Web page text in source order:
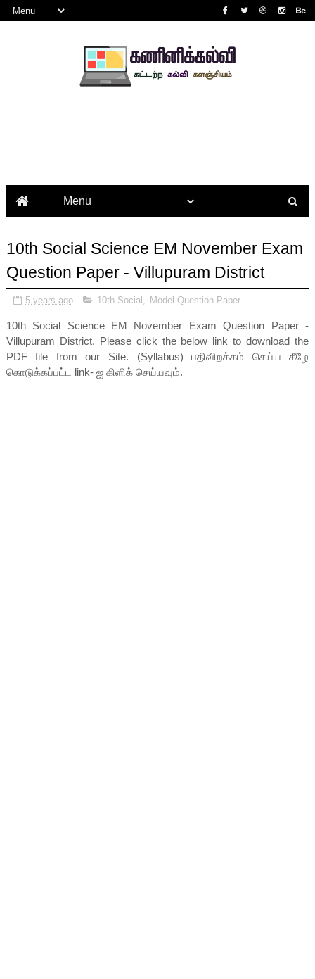
10th Social Science EM November Exam
Question Paper - Villupuram District
5 years ago 10th Social Model Question Paper
10th Social Science EM November Exam Question Paper -
Villupuram District. Please click the below link to download the
PDF file from our Site. (Syllabus) பதிவிறக்கம் செய்ய கீழே
கொடுக்கப்பட்ட link- ஐ கிளிக் செய்யவும்.